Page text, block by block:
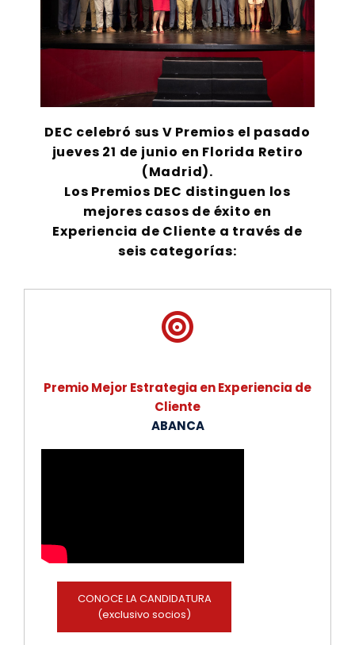
DEC celebró sus V Premios el pasado
jueves 21 de junio en Florida Retiro
(Madrid).
Los Premios DEC distinguen los
mejores casos de éxito en
Experiencia de Cliente a través de
seis categorías:
Premio Mejor Estrategia en Experiencia de
Cliente
ABANCA
CONOCE LA CANDIDATURA
(exclusivo socios)